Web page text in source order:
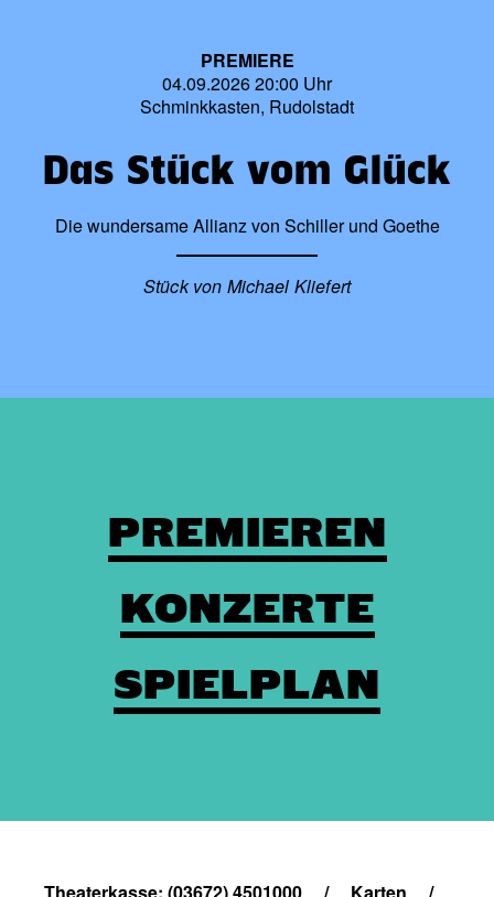
PREMIERE
04.09.2026 20:00 Uhr
Schminkkasten, Rudolstadt
Das Stück vom Glück
Die wundersame Allianz von Schiller und Goethe
Stück von Michael Kliefert
PREMIEREN
KONZERTE
SPIELPLAN